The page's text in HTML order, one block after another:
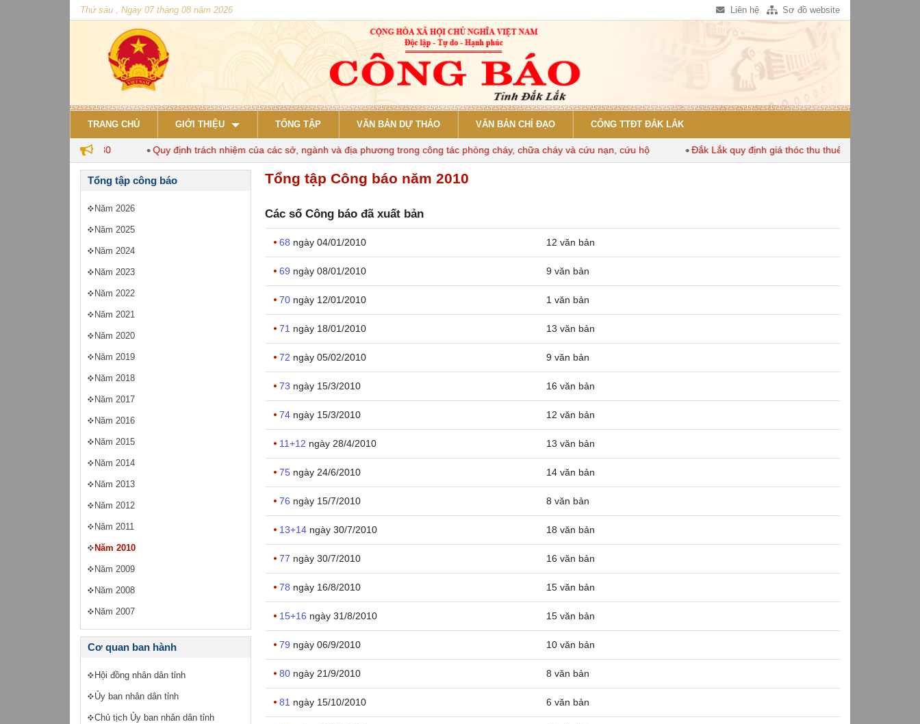
Thứ sáu , Ngày 07 tháng 08 năm 2026 Liên hệ Sơ đồ website
TRANG CHỦ GIỚI THIỆU TỔNG TẬP VĂN BẢN DỰ THẢO VĂN BẢN CHỈ ĐẠO CỔNG TTĐT ĐẮK LẮK
đến năm 2030 Quy định trách nhiệm của các sở, ngành và địa phương trong công tác phòng cháy, chữa cháy và cứu nạn, cứu hộ Đắk Lắk quy định giá thóc thu thuế dùng để tính thuế sử
Tổng tập công báo
Năm 2026
Năm 2025
Năm 2024
Năm 2023
Năm 2022
Năm 2021
Năm 2020
Năm 2019
Năm 2018
Năm 2017
Năm 2016
Năm 2015
Năm 2014
Năm 2013
Năm 2012
Năm 2011
Năm 2010
Năm 2009
Năm 2008
Năm 2007
Cơ quan ban hành
Hội đồng nhân dân tỉnh
Ủy ban nhân dân tỉnh
Chủ tịch Ủy ban nhân dân tỉnh
Tổng tập Công báo năm 2010
Các số Công báo đã xuất bản
68 ngày 04/01/2010 12 văn bản
69 ngày 08/01/2010 9 văn bản
70 ngày 12/01/2010 1 văn bản
71 ngày 18/01/2010 13 văn bản
72 ngày 05/02/2010 9 văn bản
73 ngày 15/3/2010 16 văn bản
74 ngày 15/3/2010 12 văn bản
11+12 ngày 28/4/2010 13 văn bản
75 ngày 24/6/2010 14 văn bản
76 ngày 15/7/2010 8 văn bản
13+14 ngày 30/7/2010 18 văn bản
77 ngày 30/7/2010 16 văn bản
78 ngày 16/8/2010 15 văn bản
15+16 ngày 31/8/2010 15 văn bản
79 ngày 06/9/2010 10 văn bản
80 ngày 21/9/2010 8 văn bản
81 ngày 15/10/2010 6 văn bản